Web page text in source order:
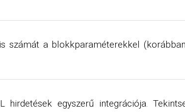
számát a blokkparaméterekkel
egyszerű integrációja.